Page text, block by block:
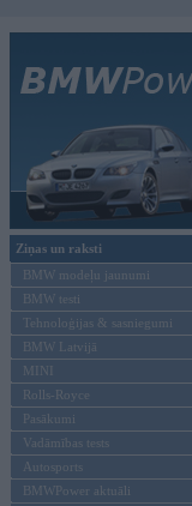
Ziņas un raksti
BMW modeļu jaunumi
BMW testi
Tehnoloģijas & sasniegumi
BMW Latvijā
MINI
Rolls-Royce
Pasākumi
Vadāmības tests
Autosports
BMWPower aktuāli